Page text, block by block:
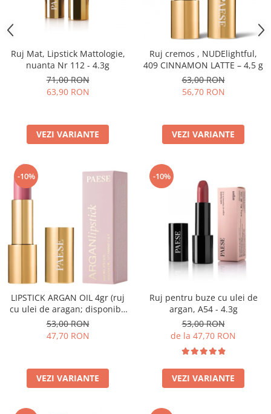
Ruj Mat, Lipstick Mattologie,
nuanta Nr 112 - 4.3g
71,00 RON
63,90 RON
VEZI VARIANTE
Ruj cremos , NUDElightful,
409 CINNAMON LATTE – 4,5 g
63,00 RON
56,70 RON
VEZI VARIANTE
-10%
LIPSTICK ARGAN OIL 4gr (ruj
cu ulei de aragan; disponibil
in 18 nuante)
53,00 RON
47,70 RON
VEZI VARIANTE
-10%
Ruj pentru buze cu ulei de
argan, A54 - 4.3g
53,00 RON
de la 47,70 RON
VEZI VARIANTE